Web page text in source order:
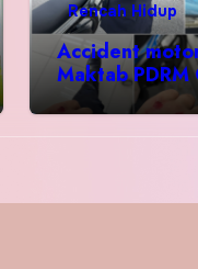
Rencah Hidup
Accident
Maktab PDRM